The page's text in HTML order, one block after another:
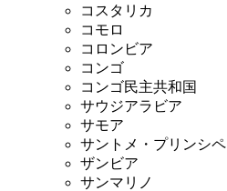
コスタリカ
コモロ
コロンビア
コンゴ
コンゴ民主共和国
サウジアラビア
サモア
サントメ・プリンシペ
ザンビア
サンマリノ